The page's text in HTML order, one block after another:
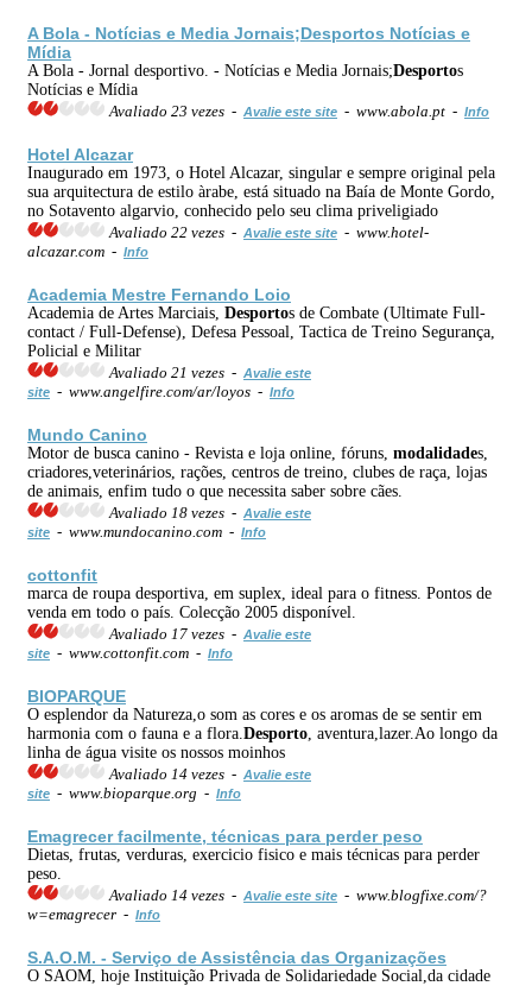
A Bola - Notícias e Media Jornais;Desportos Notícias e
Mídia
A Bola - Jornal desportivo. - Notícias e Media Jornais;Desportos
Notícias e Mídia
Avaliado 23 vezes - Avalie este site - www.abola.pt - Info
Hotel Alcazar
Inaugurado em 1973, o Hotel Alcazar, singular e sempre original pela
sua arquitectura de estilo àrabe, está situado na Baía de Monte Gordo,
no Sotavento algarvio, conhecido pelo seu clima priveligiado
Avaliado 22 vezes - Avalie este site - www.hotel-
alcazar.com - Info
Academia Mestre Fernando Loio
Academia de Artes Marciais, Desportos de Combate (Ultimate Full-
contact / Full-Defense), Defesa Pessoal, Tactica de Treino Segurança,
Policial e Militar
Avaliado 21 vezes - Avalie este
site - www.angelfire.com/ar/loyos - Info
Mundo Canino
Motor de busca canino - Revista e loja online, fóruns, modalidades,
criadores,veterinários, rações, centros de treino, clubes de raça, lojas
de animais, enfim tudo o que necessita saber sobre cães.
Avaliado 18 vezes - Avalie este
site - www.mundocanino.com - Info
cottonfit
marca de roupa desportiva, em suplex, ideal para o fitness. Pontos de
venda em todo o país. Colecção 2005 disponível.
Avaliado 17 vezes - Avalie este
site - www.cottonfit.com - Info
BIOPARQUE
O esplendor da Natureza,o som as cores e os aromas de se sentir em
harmonia com o fauna e a flora. Desporto , aventura,lazer.Ao longo da
linha de água visite os nossos moinhos
Avaliado 14 vezes - Avalie este
site - www.bioparque.org - Info
Emagrecer facilmente, técnicas para perder peso
Dietas, frutas, verduras, exercicio fisico e mais técnicas para perder
peso.
Avaliado 14 vezes - Avalie este site - www.blogfixe.com/?
w=emagrecer - Info
S.A.O.M. - Serviço de Assistência das Organizações
O SAOM, hoje Instituição Privada de Solidariedade Social,da cidade